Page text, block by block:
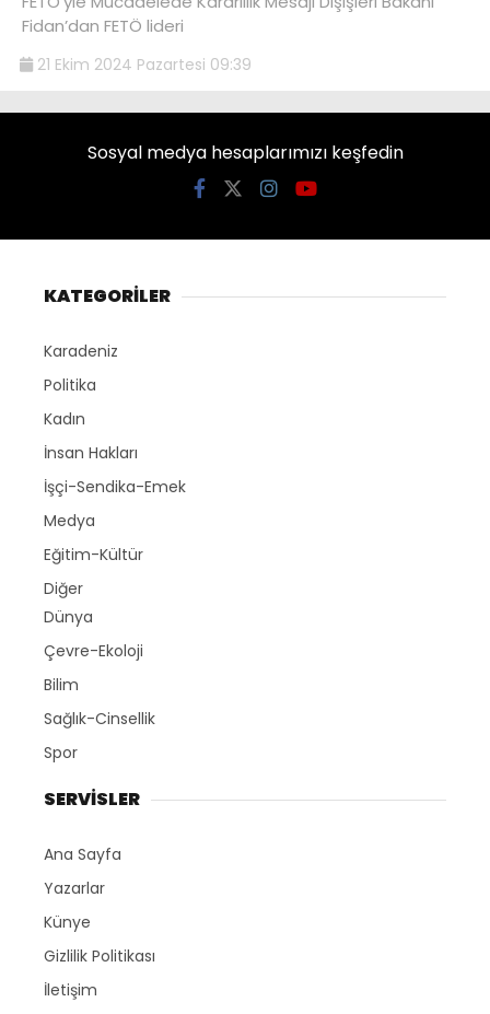
Fidan’dan FETÖ lideri
21 Ekim 2024 Pazartesi 09:39
Sosyal medya hesaplarımızı keşfedin
KATEGORİLER
Karadeniz
Politika
Kadın
İnsan Hakları
İşçi-Sendika-Emek
Medya
Eğitim-Kültür
Diğer
Dünya
Çevre-Ekoloji
Bilim
Sağlık-Cinsellik
Spor
SERVİSLER
Ana Sayfa
Yazarlar
Künye
Gizlilik Politikası
İletişim